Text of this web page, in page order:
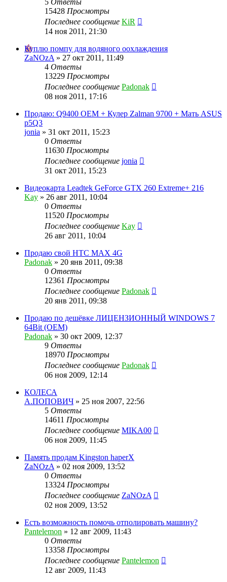
15428 Просмотры
Последнее сообщение KiR
14 ноя 2011, 21:30
Куплю помпу для водяного оохлаждения
ZaNOzA » 27 окт 2011, 11:49
4 Ответы
13229 Просмотры
Последнее сообщение Padonak
08 ноя 2011, 17:16
Продаю: Q9400 OEM + Кулер Zalman 9700 + Мать ASUS
p5Q3
jonia » 31 окт 2011, 15:23
0 Ответы
11630 Просмотры
Последнее сообщение jonia
31 окт 2011, 15:23
Видеокарта Leadtek GeForce GTX 260 Extreme+ 216
Kay » 26 авг 2011, 10:04
0 Ответы
11520 Просмотры
Последнее сообщение Kay
26 авг 2011, 10:04
Продаю свой HTC MAX 4G
Padonak » 20 янв 2011, 09:38
0 Ответы
12361 Просмотры
Последнее сообщение Padonak
20 янв 2011, 09:38
Продаю по дешёвке ЛИЦЕНЗИОННЫЙ WINDOWS 7
64Bit (OEM)
Padonak » 30 окт 2009, 12:37
9 Ответы
18970 Просмотры
Последнее сообщение Padonak
06 ноя 2009, 12:14
КОЛЕСА
А.ПОПОВИЧ » 25 ноя 2007, 22:56
5 Ответы
14611 Просмотры
Последнее сообщение MIKA00
06 ноя 2009, 11:45
Память продам Kingston haperX
ZaNOzA » 02 ноя 2009, 13:52
0 Ответы
13324 Просмотры
Последнее сообщение ZaNOzA
02 ноя 2009, 13:52
Есть возможность помочь отполировать машину?
Pantelemon » 12 авг 2009, 11:43
0 Ответы
13358 Просмотры
Последнее сообщение Pantelemon
12 авг 2009, 11:43